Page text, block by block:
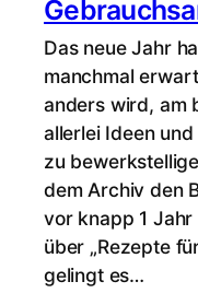
Das neue Jahr
manchmal
anders wird, am
allerlei Ideen
zu
dem Archiv den
vor knapp 1
über „Rezepte
gelingt es…